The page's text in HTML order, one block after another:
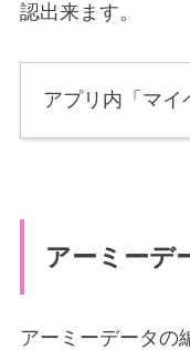
認出来ます。
アプリ内「マイ
アーミーデ
アーミーデータの